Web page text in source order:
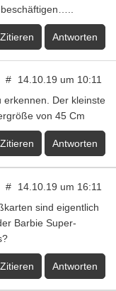
Zitieren Antworten
# 14.10.19 um 10:11
erkennen. Der kleinste
von 45 Cm
Zitieren Antworten
# 14.10.19 um 16:11
sind eigentlich
Barbie Super-
Zitieren Antworten